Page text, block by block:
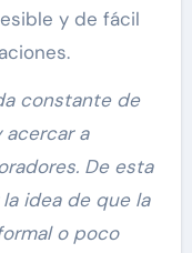
y de fácil
constante de
a
De esta
idea de que la
o poco